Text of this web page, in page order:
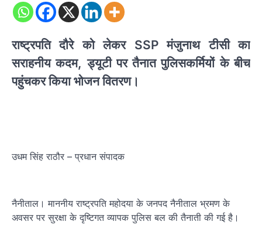
राष्ट्रपति दौरे को लेकर SSP मंजुनाथ टीसी का
सराहनीय कदम, ड्यूटी पर तैनात पुलिसकर्मियों के बीच
पहुंचकर किया भोजन वितरण।
उधम सिंह राठौर – प्रधान संपादक
नैनीताल। माननीय राष्ट्रपति महोदया के जनपद नैनीताल भ्रमण के
अवसर पर सुरक्षा के दृष्टिगत व्यापक पुलिस बल की तैनाती की गई है।